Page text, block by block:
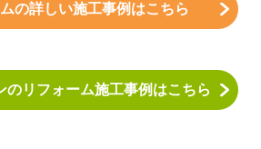
の詳しい施工事例はこちら
のリフォーム施工事例はこちら